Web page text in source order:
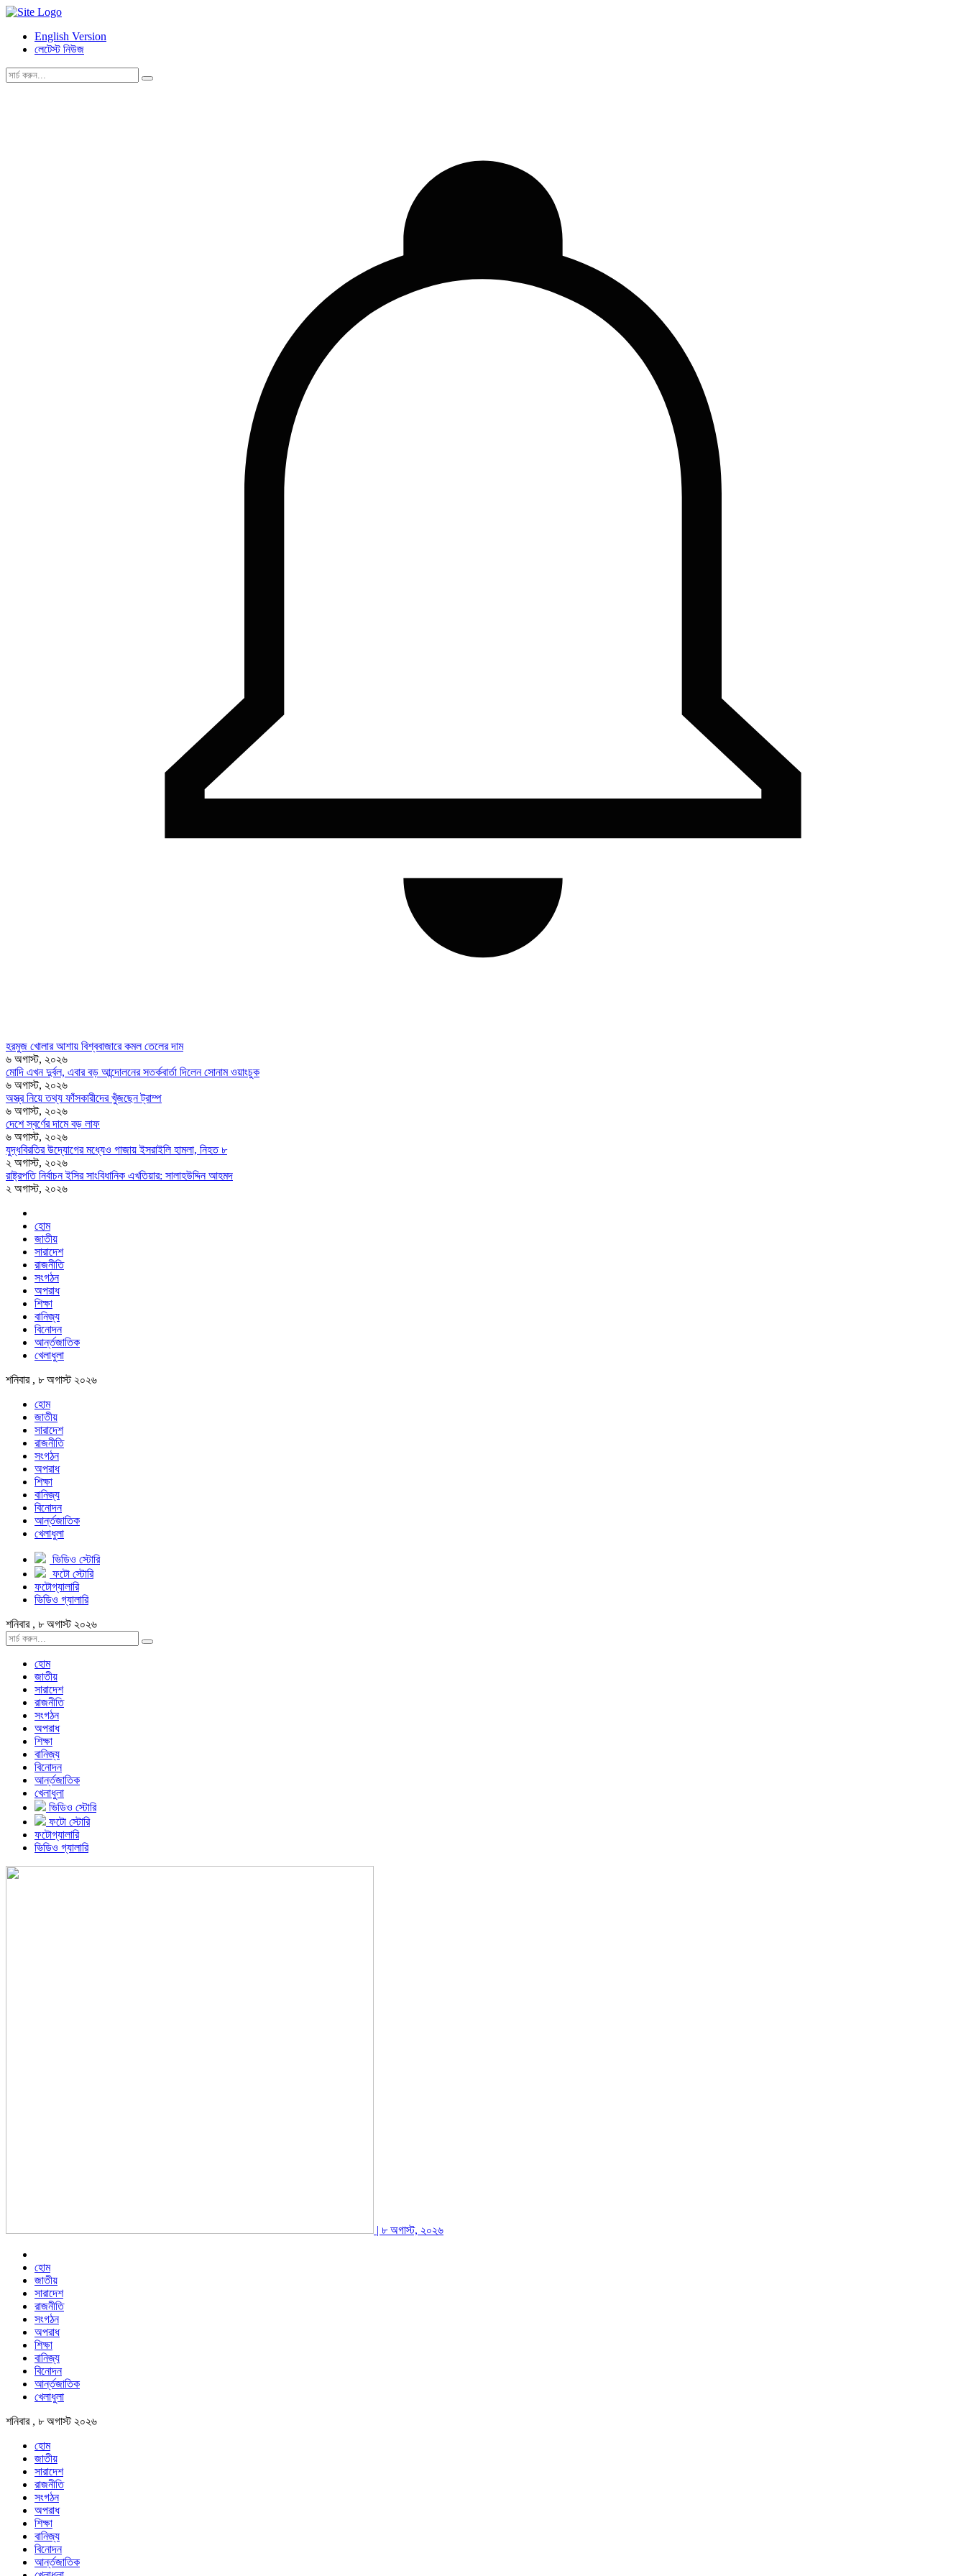
English Version
লেটেস্ট নিউজ
হরমুজ খোলার আশায় বিশ্ববাজারে কমল তেলের দাম
৬ অগাস্ট, ২০২৬
মোদি এখন দুর্বল, এবার বড় আন্দোলনের সতর্কবার্তা দিলেন সোনাম ওয়াংচুক
৬ অগাস্ট, ২০২৬
অস্ত্র নিয়ে তথ্য ফাঁসকারীদের খুঁজছেন ট্রাম্প
৬ অগাস্ট, ২০২৬
দেশে স্বর্ণের দামে বড় লাফ
৬ অগাস্ট, ২০২৬
যুদ্ধবিরতির উদ্যোগের মধ্যেও গাজায় ইসরাইলি হামলা, নিহত ৮
২ অগাস্ট, ২০২৬
রাষ্ট্রপতি নির্বাচন ইসির সাংবিধানিক এখতিয়ার: সালাহউদ্দিন আহমদ
২ অগাস্ট, ২০২৬
হোম
জাতীয়
সারাদেশ
রাজনীতি
সংগঠন
অপরাধ
শিক্ষা
বানিজ্য
বিনোদন
আর্ন্তজাতিক
খেলাধুলা
শনিবার , ৮ অগাস্ট ২০২৬
হোম
জাতীয়
সারাদেশ
রাজনীতি
সংগঠন
অপরাধ
শিক্ষা
বানিজ্য
বিনোদন
আর্ন্তজাতিক
খেলাধুলা
ভিডিও স্টোরি
ফটো স্টোরি
ফটোগ্যালারি
ভিডিও গ্যালারি
শনিবার , ৮ অগাস্ট ২০২৬
হোম
জাতীয়
সারাদেশ
রাজনীতি
সংগঠন
অপরাধ
শিক্ষা
বানিজ্য
বিনোদন
আর্ন্তজাতিক
খেলাধুলা
ভিডিও স্টোরি
ফটো স্টোরি
ফটোগ্যালারি
ভিডিও গ্যালারি
| ৮ অগাস্ট, ২০২৬
হোম
জাতীয়
সারাদেশ
রাজনীতি
সংগঠন
অপরাধ
শিক্ষা
বানিজ্য
বিনোদন
আর্ন্তজাতিক
খেলাধুলা
শনিবার , ৮ অগাস্ট ২০২৬
হোম
জাতীয়
সারাদেশ
রাজনীতি
সংগঠন
অপরাধ
শিক্ষা
বানিজ্য
বিনোদন
আর্ন্তজাতিক